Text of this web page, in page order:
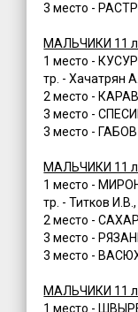
3 место -
МАЛЬЧИКИ 11
1 место -
тр. - Хачатрян
2 место -
3 место -
3 место -
МАЛЬЧИКИ 11
1 место -
тр. - Титков
2 место -
3 место -
3 место -
МАЛЬЧИКИ 11
1 место -